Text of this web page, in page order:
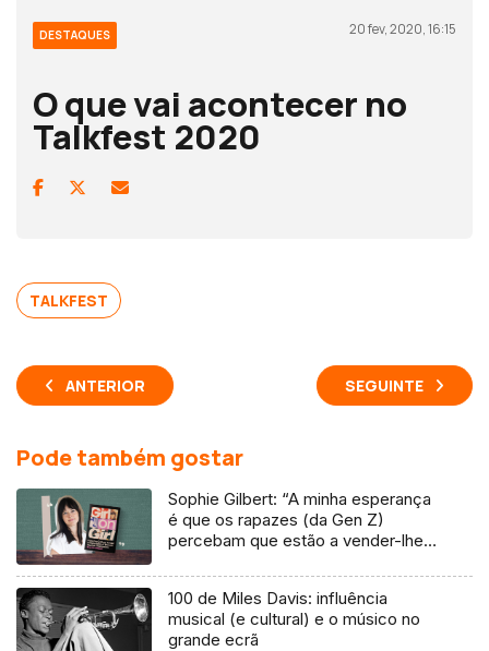
DESTAQUES 20 fev, 2020, 16:15
O que vai acontecer no
Talkfest 2020
TALKFEST
ANTERIOR SEGUINTE
Pode também gostar
Sophie Gilbert: “A minha esperança
é que os rapazes (da Gen Z)
percebam que estão a vender-lhes
100 de Miles Davis: influência
musical (e cultural) e o músico no
grande ecrã